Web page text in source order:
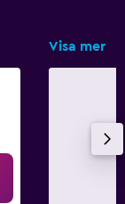
Visa mer